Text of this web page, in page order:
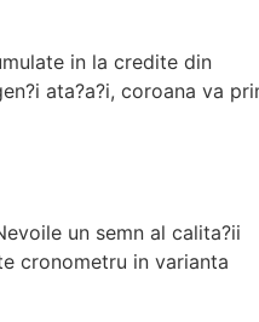
in la credite din
ata?a?i, coroana va
un semn al calita?ii
cronometru in varianta